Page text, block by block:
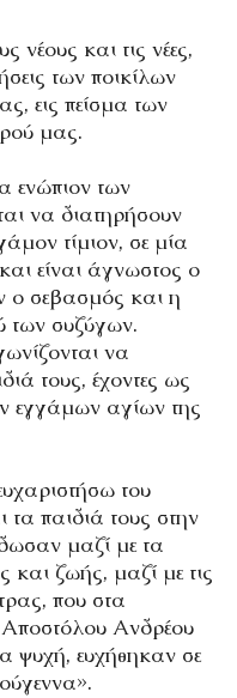
νέους και τις νέες,
των ποικίλων
εις πείσμα των
μας.
ενώπιον των
να διατηρήσουν
τίμιον, σε μία
είναι άγνωστος ο
ο σεβασμός και η
των συζύγων.
να
τους, έχοντες ως
εγγάμων αγίων της
του
τα παιδιά τους στην
μαζί με τα
και ζωής, μαζί με τις
που στα
Ανδρέου
ψυχή, ευχήθηκαν σε